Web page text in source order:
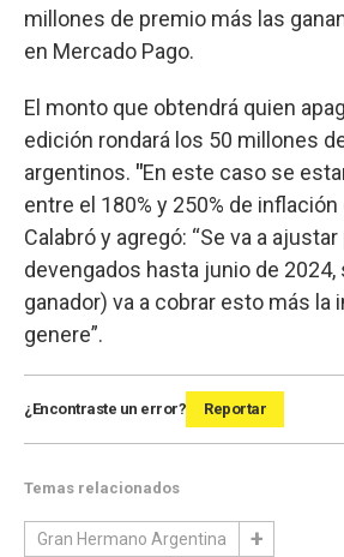
millones de premio más las
en Mercado Pago.
El monto que obtendrá quien
edición rondará los 50 millones
argentinos. "En este caso se
entre el 180% y 250% de
Calabró y agregó: “Se va a
devengados hasta junio de 2024,
ganador) va a cobrar esto más la
genere”.
¿Encontraste un error? Reportar
Temas relacionados
Gran Hermano Argentina